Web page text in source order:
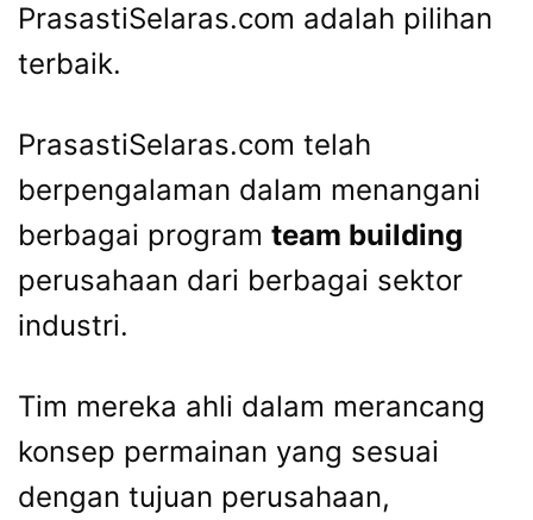
PrasastiSelaras.com adalah pilihan
terbaik.
PrasastiSelaras.com telah
berpengalaman dalam menangani
berbagai program team building
perusahaan dari berbagai sektor
industri.
Tim mereka ahli dalam merancang
konsep permainan yang sesuai
dengan tujuan perusahaan,